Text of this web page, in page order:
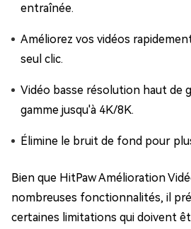
entraînée.
Améliorez vos vidéos
seul clic.
Vidéo basse résolution haut de
gamme jusqu'à 4K/8K.
Élimine le bruit de fond pour
Bien que HitPaw Amélioration
nombreuses fonctionnalités, il
certaines limitations qui doivent